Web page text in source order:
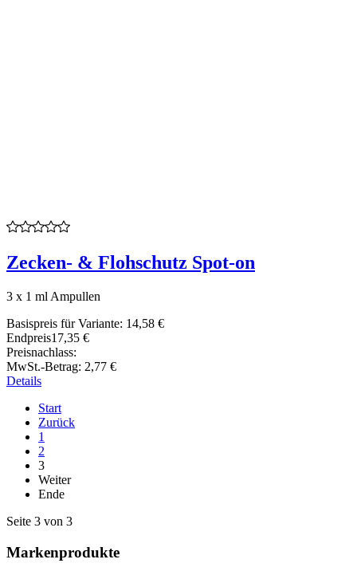
Zecken- & Flohschutz Spot-on
3 x 1 ml Ampullen
Basispreis für Variante: 14,58 €
Endpreis17,35 €
Preisnachlass:
MwSt.-Betrag: 2,77 €
Details
Start
Zurück
1
2
3
Weiter
Ende
Seite 3 von 3
Markenprodukte